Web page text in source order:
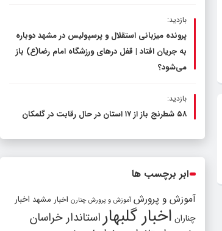
بازدید:
پرونده میزبانی استقلال و پرسپولیس در مشهد دوباره
به جریان افتاد | قفل در‌های ورزشگاه امام رضا(ع) باز
می‌شود؟
بازدید:
۵۸ شطرنج‌ باز از ۱۷ استان در حال رقابت در گلمکان
ابر برچسب ها
آموزش و پرورش آموزش و پرورش چنارن اخبار مشهد اخبار
چناران اخبار گلبهار استاندار خراسان